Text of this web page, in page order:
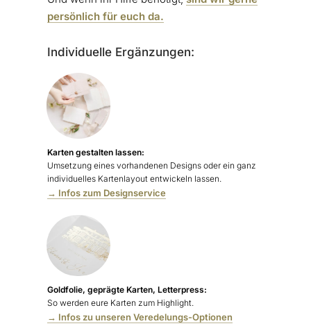
persönlich für euch da.
Individuelle Ergänzungen:
Karten gestalten lassen:
Umsetzung eines vorhandenen Designs oder ein ganz
individuelles Kartenlayout entwickeln lassen.
→ Infos zum Designservice
Goldfolie, geprägte Karten, Letterpress:
So werden eure Karten zum Highlight.
→ Infos zu unseren Veredelungs-Optionen